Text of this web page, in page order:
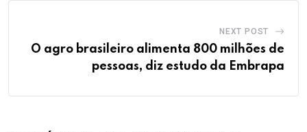
NEXT POST
O agro brasileiro alimenta 800 milhões de
pessoas, diz estudo da Embrapa